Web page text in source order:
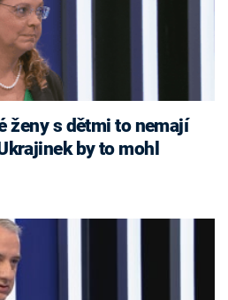
by to mohl